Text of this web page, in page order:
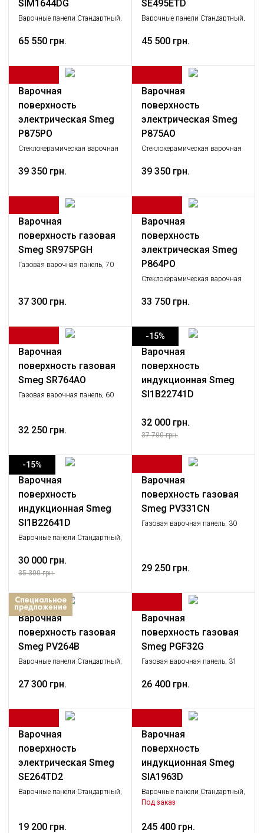
SIM1644DG
Варочные панели Стандартный,
65 550 грн.
SE495ETD
Варочные панели Стандартный,
45 500 грн.
Варочная
поверхность
электрическая Smeg
P875PO
Cтеклокерамическая варочная
фурнитура латунная
39 350 грн.
Варочная
поверхность
электрическая Smeg
P875AO
Cтеклокерамическая варочная
фурнитура латунная
39 350 грн.
Варочная
поверхность газовая
Smeg SR975PGH
Газовая варочная панель, 70
37 300 грн.
Варочная
поверхность
электрическая Smeg
P864PO
Cтеклокерамическая варочная
фурнитура латунная
33 750 грн.
Варочная
поверхность газовая
Smeg SR764AO
Газовая варочная панель, 60
32 250 грн.
-15%
Варочная
поверхность
индукционная Smeg
SI1B22741D
32 000 грн.
37 700 грн.
-15%
Варочная
поверхность
индукционная Smeg
SI1B22641D
Варочные панели Стандартный,
30 000 грн.
35 300 грн.
Варочная
поверхность газовая
Smeg PV331CN
Газовая варочная панель, 30
29 250 грн.
Варочная
поверхность газовая
Smeg PV264B
Варочные панели Стандартный,
27 300 грн.
Варочная
поверхность газовая
Smeg PGF32G
Газовая варочная панель, 31
фурнитура серебристая.
26 400 грн.
Варочная
поверхность
электрическая Smeg
SE264TD2
Варочные панели Стандартный,
19 200 грн.
Варочная
поверхность
индукционная Smeg
SIA1963D
Варочные панели Стандартный,
Крупная бытовая техника
Под заказ
245 400 грн.